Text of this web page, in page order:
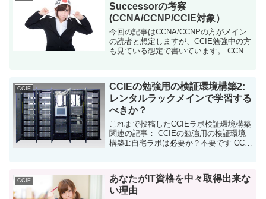
Successorの考察
(CCNA/CCNP/CCIE対象）
今回の記事はCCNA/CCNPの方がメイン
の読者と想定しますが、CCIE勉強中の方
も見ている想定で書いています。 CCNA
っている人も多いはず。 この...
CCIE
CCIEの勉強用の検証環境構築2:
レンタルラックメインで学習する
べきか？
これまで投稿したCCIEラボ検証環境構築
関連の記事： CCIEの勉強用の検証環境
構築1:自宅ラボは必要か？不要です CCIE
自宅ラボはデ...
CCIE
あなたがIT資格を中々取得出来な
い理由